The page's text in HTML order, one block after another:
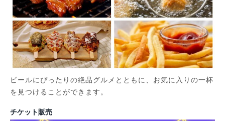
ビールにぴったりの絶品グルメとともに、お気に入りの一杯
を見つけることができます。
チケット販売